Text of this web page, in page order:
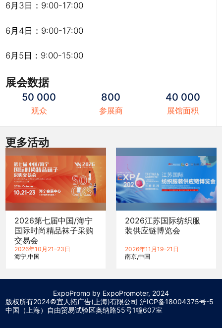
6月3日：9:00-17:00
6月4日：9:00-17:00
6月5日：9:00-15:00
展会数据
50 000
观众
800
参展商
40 000
展馆面积
更多活动
2026第七届中国/海宁
国际时尚精品袜子采购
交易会
2026年10月21–23日
海宁 中国
2026江苏国际纺织服
装供应链博览会
2026年11月19–21日
南京 中国
ExpoPromo by ExpoPromoter, 2024
版权所有2024©宜人拓广告(上海)有限公司 沪ICP备18004375号-5
中国（上海）自由贸易试验区奥纳路55号1幢607室